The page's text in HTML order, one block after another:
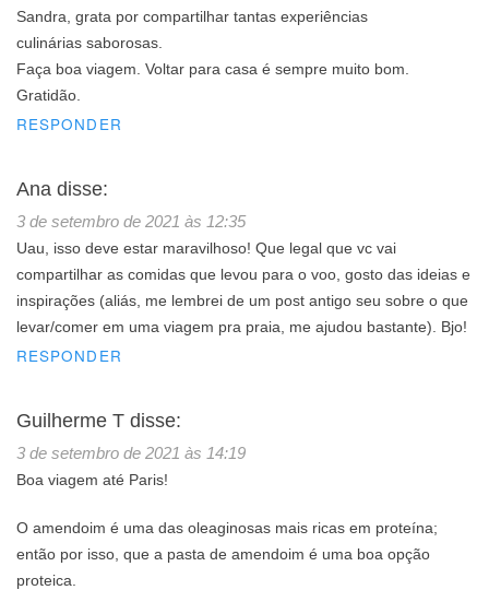
Sandra, grata por compartilhar tantas experiências
culinárias saborosas.
Faça boa viagem. Voltar para casa é sempre muito bom.
Gratidão.
RESPONDER
Ana disse:
3 de setembro de 2021 às 12:35
Uau, isso deve estar maravilhoso! Que legal que vc vai
compartilhar as comidas que levou para o voo, gosto das ideias e
inspirações (aliás, me lembrei de um post antigo seu sobre o que
levar/comer em uma viagem pra praia, me ajudou bastante). Bjo!
RESPONDER
Guilherme T disse:
3 de setembro de 2021 às 14:19
Boa viagem até Paris!
O amendoim é uma das oleaginosas mais ricas em proteína;
então por isso, que a pasta de amendoim é uma boa opção
proteica.